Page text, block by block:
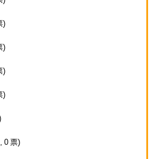
)
)
)
)
0 票)